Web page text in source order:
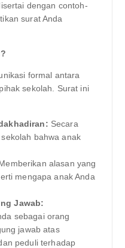
dengan contoh-
surat Anda
formal antara
sekolah. Surat ini
Secara
bahwa anak
alasan yang
mengapa anak Anda
Jawab:
sebagai orang
jawab atas
peduli terhadap